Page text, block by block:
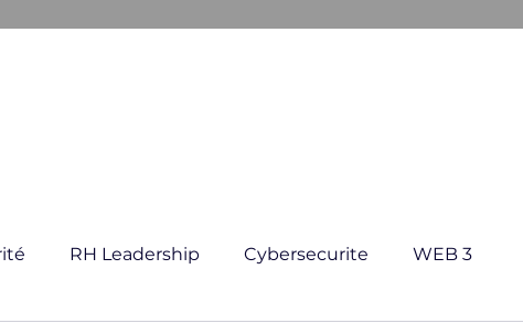
RH Leadership Cybersecurite WEB 3